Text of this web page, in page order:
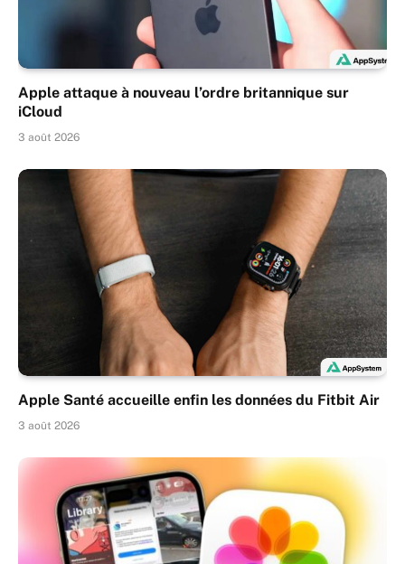
Apple attaque à nouveau l’ordre britannique sur
iCloud
3 août 2026
Apple Santé accueille enfin les données du Fitbit Air
3 août 2026